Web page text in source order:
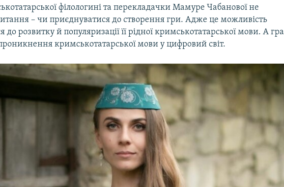
філологині та перекладачки Мамуре Чабанової не
– чи приєднуватися до створення гри. Адже це можливість
до розвитку й популяризації її рідної кримськотатарської мови. А гра
кримськотатарської мови у цифровий світ.